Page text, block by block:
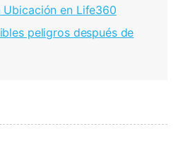
en Life360
peligros después de